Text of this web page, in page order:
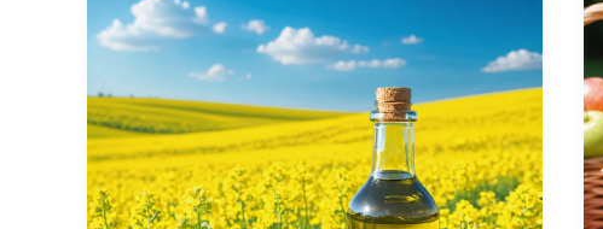
poids
renoncer
au
pain
?